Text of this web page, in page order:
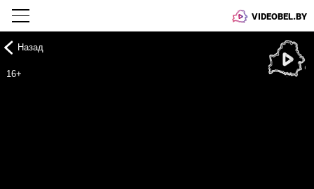
VIDEOBEL.BY
Назад
16+